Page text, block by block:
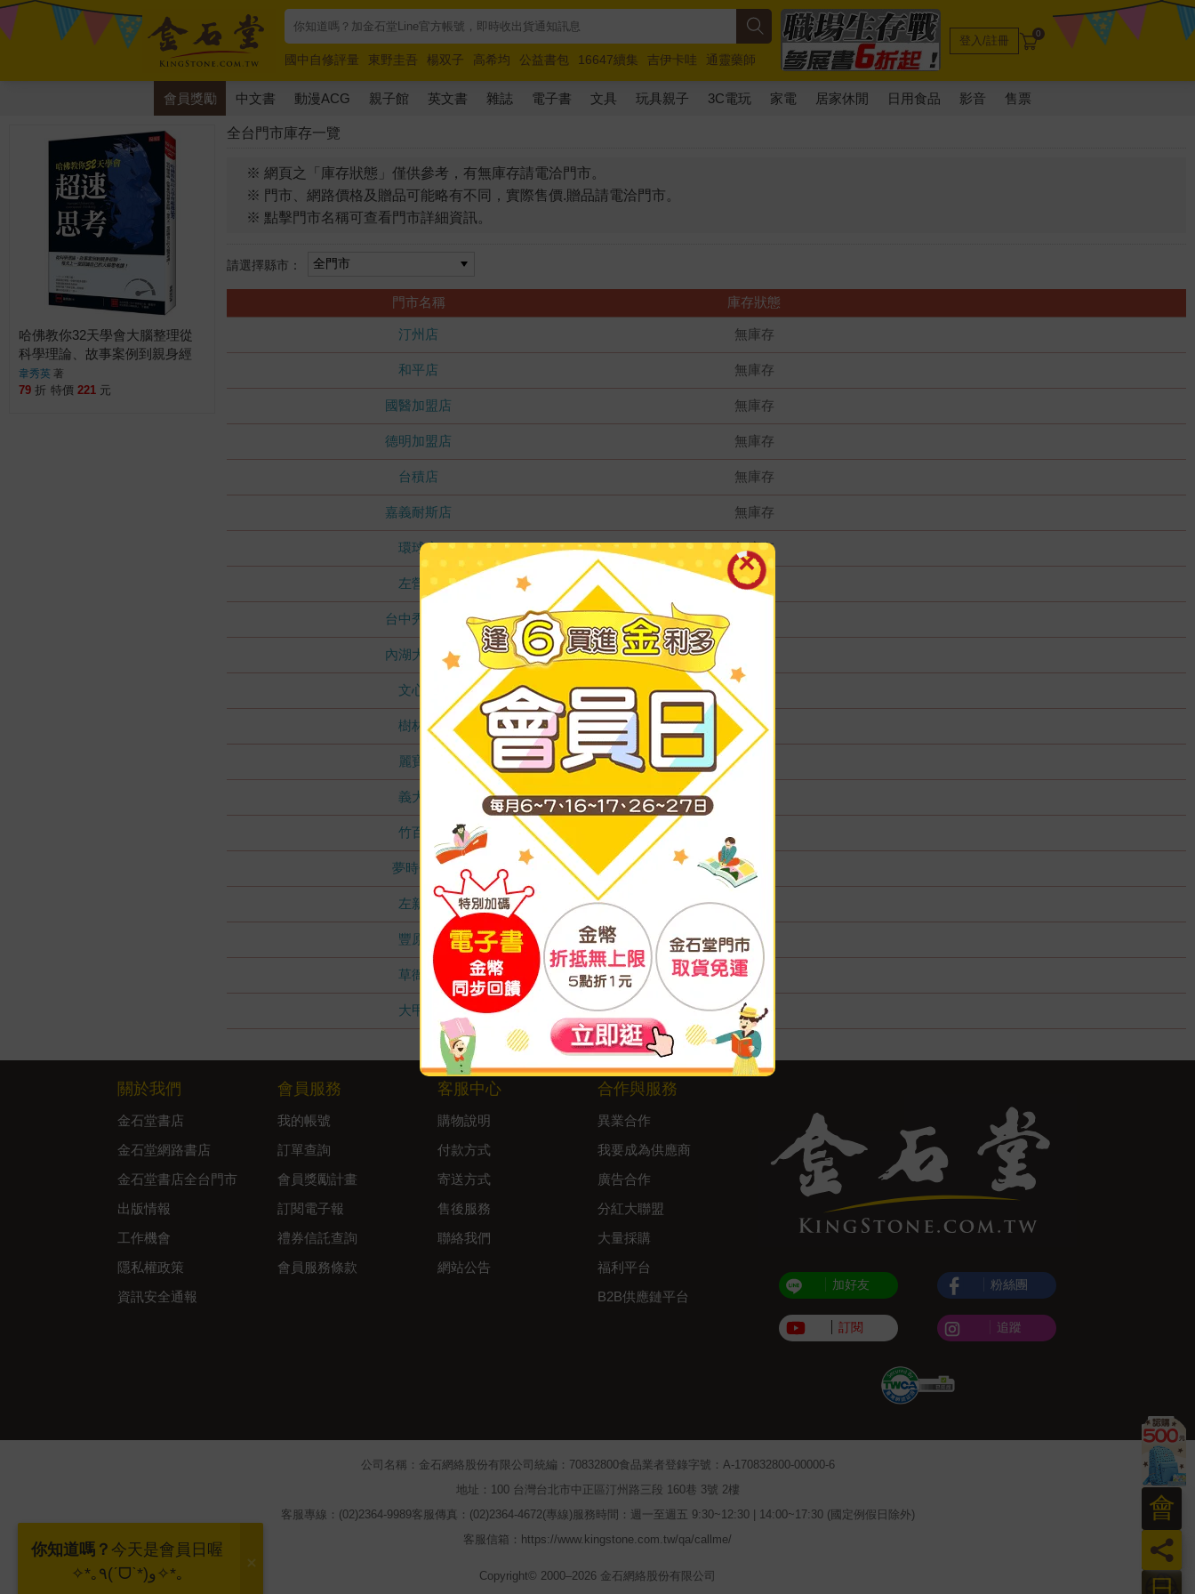
國中自修評量 東野圭吾 楊双子 高希均 公益書包 16647續集 吉伊卡哇
通靈藥師
唯紅花綻放
奧德賽 路邊攤新作 馬斯克 玩具總動員5 超慢跑
登入/註冊 0
會員獎勵 中文書 動漫ACG 親子館 英文書 雜誌 電子書 文具 玩具親子 3C電玩 家電 居家休閒 日用食品 影音 售票
全台門市庫存一覽
※ 網頁之「庫存狀態」僅供參考，有無庫存請電洽門市。
※ 門市、網路價格及贈品可能略有不同，實際售價.贈品請電洽門市。
※ 點擊門市名稱可查看門市詳細資訊。
請選擇縣市：
門市名稱 庫存狀態
汀州店 無庫存
和平店 無庫存
國醫加盟店 無庫存
德明加盟店 無庫存
台積店 無庫存
嘉義耐斯店 無庫存
環球店 無庫存
左營店 無庫存
台中秀泰店
內湖大潤發
文心店
樹林店 無庫存
麗寶店 無庫存
義大店
竹百店
夢時代店 無庫存
左新店
豐原店 無庫存
草衙店 無庫存
大甲店 無庫存
哈佛教你32天學會大腦整理從
科學理論、故事案例到親身經
驗，每天上一堂認識自己的大
腦思考課！
韋秀英 著
79 折 特價 221 元
員
會
關於我們
金石堂書店
金石堂網路書店
金石堂書店全台門市
出版情報
工作機會
隱私權政策
資訊安全通報
會員服務
我的帳號
訂單查詢
會員獎勵計畫
訂閱電子報
禮券信託查詢
會員服務條款
客服中心
購物說明
付款方式
寄送方式
售後服務
聯絡我們
網站公告
合作與服務
異業合作
我要成為供應商
廣告合作
分紅大聯盟
大量採購
福利平台
B2B供應鏈平台
加好友
訂閱
粉絲團
追蹤
公司名稱：金石網絡股份有限公司 統編：70832800食品業者登錄字號：A-170832800-00000-6
地址：100 台灣台北市中正區汀州路三段 160巷 3號 2樓
客服專線：(02)2364-9989客服傳真：(02)2364-4672(專線) 服務時間：週一至週五 9:30~12:30 | 14:00~17:30 (國定例假日除外)
客服信箱：https://www.kingstone.com.tw/qa/callme/
Copyright© 2000–2026 金石網絡股份有限公司
你知道嗎？ 今天是會員日喔
✧*｡٩(ˊᗜˋ*)و✧*｡